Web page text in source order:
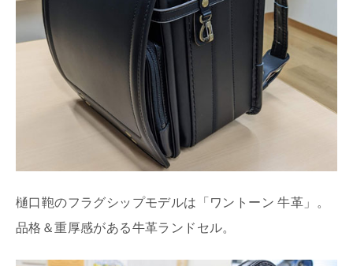
樋口鞄のフラグシップモデルは「ワントーン 牛革」。
品格＆重厚感がある牛革ランドセル。